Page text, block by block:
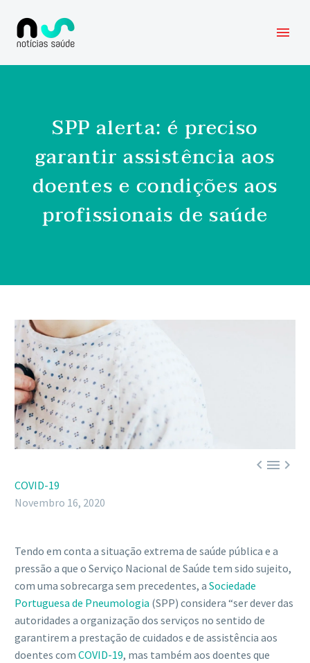
SPP alerta: é preciso
garantir assistência aos
doentes e condições aos
profissionais de saúde

COVID-19
Novembro 16, 2020
Tendo em conta a situação extrema de saúde pública e a
pressão a que o Serviço Nacional de Saúde tem sido sujeito,
com uma sobrecarga sem precedentes, a Sociedade
Portuguesa de Pneumologia (SPP) considera “ser dever das
autoridades a organização dos serviços no sentido de
garantirem a prestação de cuidados e de assistência aos
doentes com COVID-19, mas também aos doentes que